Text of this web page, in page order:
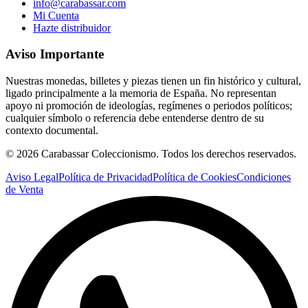
info@carabassar.com
Mi Cuenta
Hazte distribuidor
Aviso Importante
Nuestras monedas, billetes y piezas tienen un fin histórico y cultural,
ligado principalmente a la memoria de España. No representan
apoyo ni promoción de ideologías, regímenes o periodos políticos;
cualquier símbolo o referencia debe entenderse dentro de su
contexto documental.
© 2026 Carabassar Coleccionismo. Todos los derechos reservados.
Aviso LegalPolítica de PrivacidadPolítica de CookiesCondiciones
de Venta